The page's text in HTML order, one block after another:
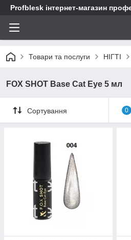
Profblesk інтернет-магазин
Товари та послуги НІГТІ
FOX SHOT Base Cat Eye 5 мл
Сортування 0